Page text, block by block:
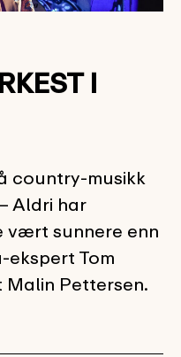
I
country-musikk
Aldri har
vært sunnere enn
ekspert Tom
Pettersen.